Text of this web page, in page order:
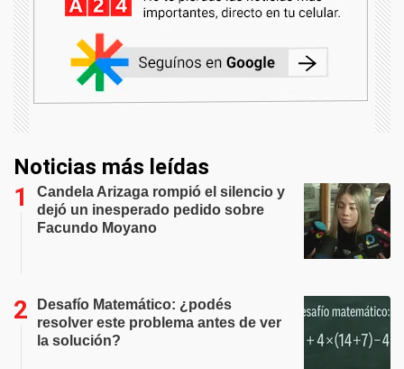
Noticias más leídas
Candela Arizaga rompió el silencio y
dejó un inesperado pedido sobre
Facundo Moyano
Desafío Matemático: ¿podés
resolver este problema antes de ver
la solución?